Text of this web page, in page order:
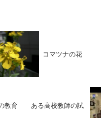
コマツナの花
の教育 ある高校教師の試